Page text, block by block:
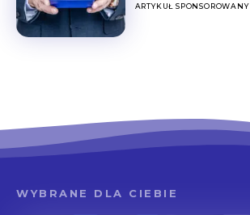
ARTYKUŁ SPONSOROWANY
WYBRANE DLA CIEBIE